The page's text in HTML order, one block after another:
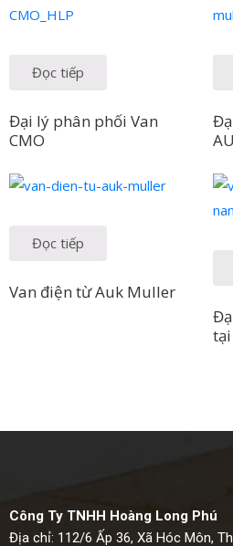
Đọc tiếp
Đại lý phân phối Van
CMO
Đọc tiếp
Van điện từ Auk Muller
Công Ty TNHH Hoàng Long Phú
Địa chỉ: 112/6 Ấp 36, Xã Hóc Môn,